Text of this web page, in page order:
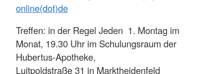
online(dot)de
Treffen: in der Regel Jeden 1. Montag im
Monat, 19.30 Uhr im Schulungsraum der
Hubertus-Apotheke,
Luitpoldstraße 31 in Marktheidenfeld